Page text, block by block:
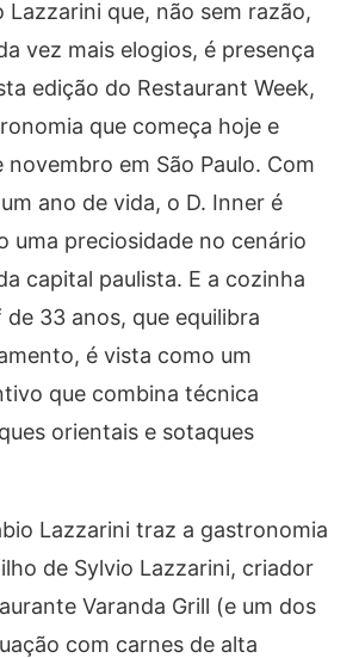
Lazzarini que, não sem razão,
vez mais elogios, é presença
edição do Restaurant Week,
que começa hoje e
em São Paulo. Com
ano de vida, o D. Inner é
uma preciosidade no cenário
capital paulista. E a cozinha
33 anos, que equilibra
é vista como um
que combina técnica
orientais e sotaques
Lazzarini traz a gastronomia
de Sylvio Lazzarini, criador
Varanda Grill (e um dos
com carnes de alta